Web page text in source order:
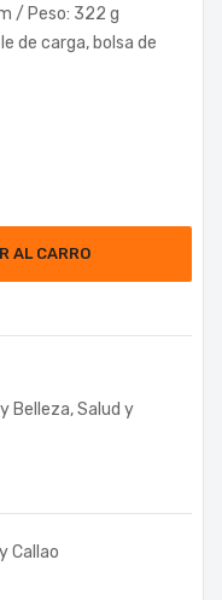
/ Peso: 322 g
de carga, bolsa de
AL CARRO
Belleza,Salud y
Callao